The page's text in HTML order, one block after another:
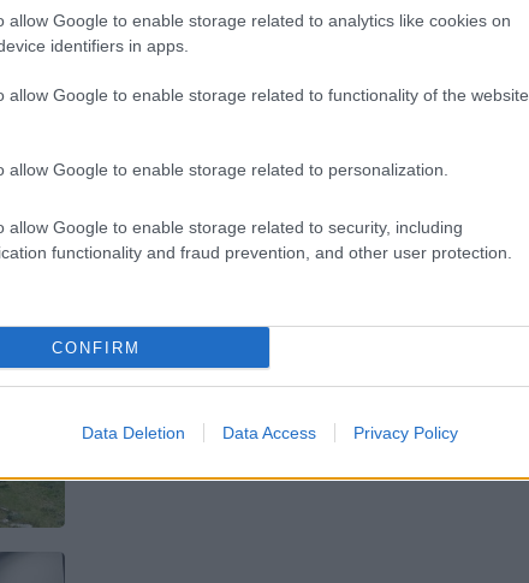
allow Google to enable storage related to analytics like cookies on
identifiers in apps.
allow Google to enable storage related to functionality of the website
allow Google to enable storage related to personalization.
allow Google to enable storage related to security, including
functionality and fraud prevention, and other user protection.
CONFIRM
Data Deletion Data Access Privacy Policy
λεπτά να το επαναφέρουν
Το μωράκι έμενε με τον παππού και
τη γιαγιά του
Οικονομία|13.02.2025 13:10
οικογένειες που θέλουν να
μετεγκατασταθούν στον Έβρο:
Κριτήρια και δικαιούχοι
Τι προβλέπει η ρύθμιση του